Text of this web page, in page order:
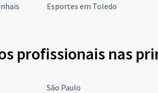
Esportes em Toledo
profissionais nas
São Paulo